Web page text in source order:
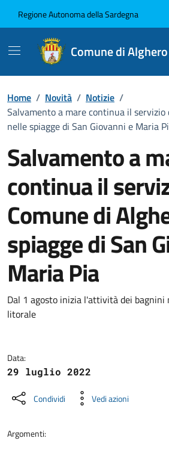
Regione Autonoma della Sardegna
Comune di Alghero
Home / Novità / Notizie /
Salvamento a mare continua il servizio
nelle spiagge di San Giovanni e Maria
Salvamento a
continua il
Comune di
spiagge di San
Maria Pia
Dettagli della
Dal 1 agosto inizia l'attività dei bagnini
litorale
Data:
29 luglio 2022
Condividi Vedi azioni
Argomenti: